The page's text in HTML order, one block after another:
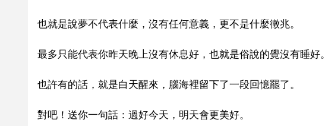
也就是說夢不代表什麼，沒有任何意義，更不是什麼徵兆。
最多只能代表你昨天晚上沒有休息好，也就是俗說的覺沒有睡好。
也許有的話，就是白天醒來，腦海裡留下了一段回憶罷了。
對吧！送你一句話：過好今天，明天會更美好。